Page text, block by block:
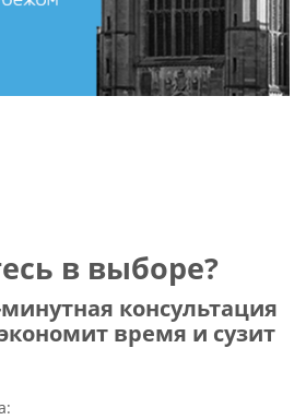
в выборе?
консультация
время и сузит